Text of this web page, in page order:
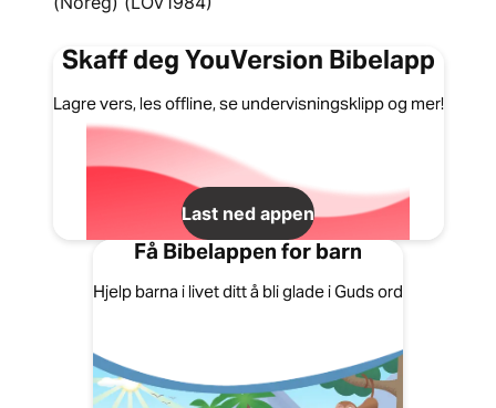
Skaff deg YouVersion Bibelapp
Lagre vers, les offline, se undervisningsklipp og mer!
Last ned appen
Få Bibelappen for barn
Hjelp barna i livet ditt å bli glade i Guds ord